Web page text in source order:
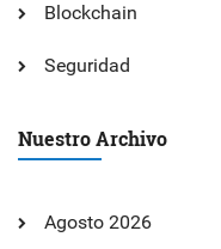
Blockchain
Seguridad
Nuestro Archivo
Agosto 2026